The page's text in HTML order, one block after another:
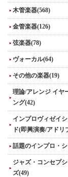
木管楽器(568)
金管楽器(126)
弦楽器(78)
ヴォーカル(64)
その他の楽器(19)
理論/アレンジ イヤ
ング(42)
インプロヴィゼイ
ド(即興演奏/アドリ
話題のインプロ・
ジャズ・コンセプ
ズ(49)